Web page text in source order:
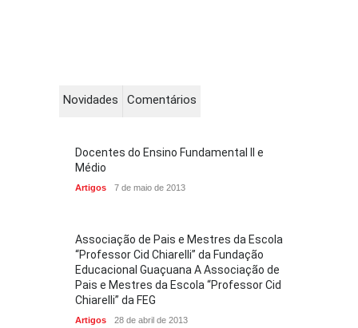
Novidades Comentários
Docentes do Ensino Fundamental II e
Médio
Artigos 7 de maio de 2013
Associação de Pais e Mestres da Escola
“Professor Cid Chiarelli” da Fundação
Educacional Guaçuana A Associação de
Pais e Mestres da Escola “Professor Cid
Chiarelli” da FEG
Artigos 28 de abril de 2013